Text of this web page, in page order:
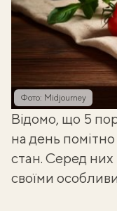
Фото: Midjourney
Відомо, що 5
на день
стан. Серед них
своїми